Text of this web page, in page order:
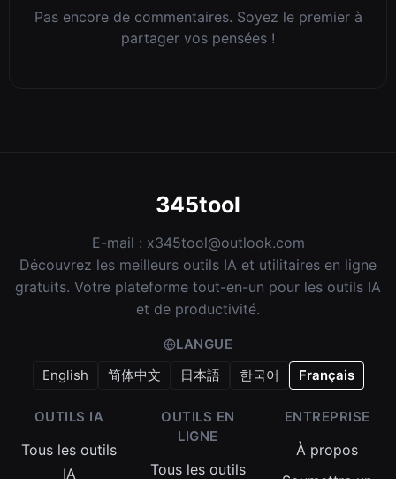
Pas encore de commentaires. Soyez le premier à
partager vos pensées !
345tool
E-mail : x345tool@outlook.com
Découvrez les meilleurs outils IA et utilitaires en ligne
gratuits. Votre plateforme tout-en-un pour les outils IA
et de productivité.
LANGUE
English
简体中文 日本語 한국어 Français
OUTILS IA
Tous les outils
IA
OUTILS EN
LIGNE
Tous les outils
ENTREPRISE
À propos